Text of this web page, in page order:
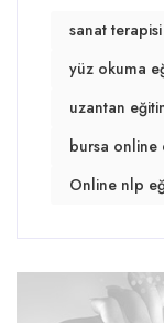
sanat terapisi
yüz okuma
uzantan
bursa online
Online nlp